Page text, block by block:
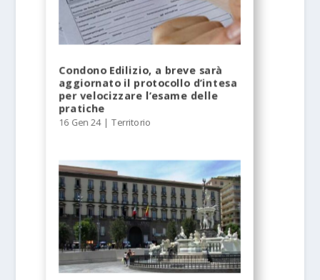
Condono Edilizio, a breve sarà
aggiornato il protocollo d’intesa
per velocizzare l’esame delle
pratiche
16 Gen 24|Territorio